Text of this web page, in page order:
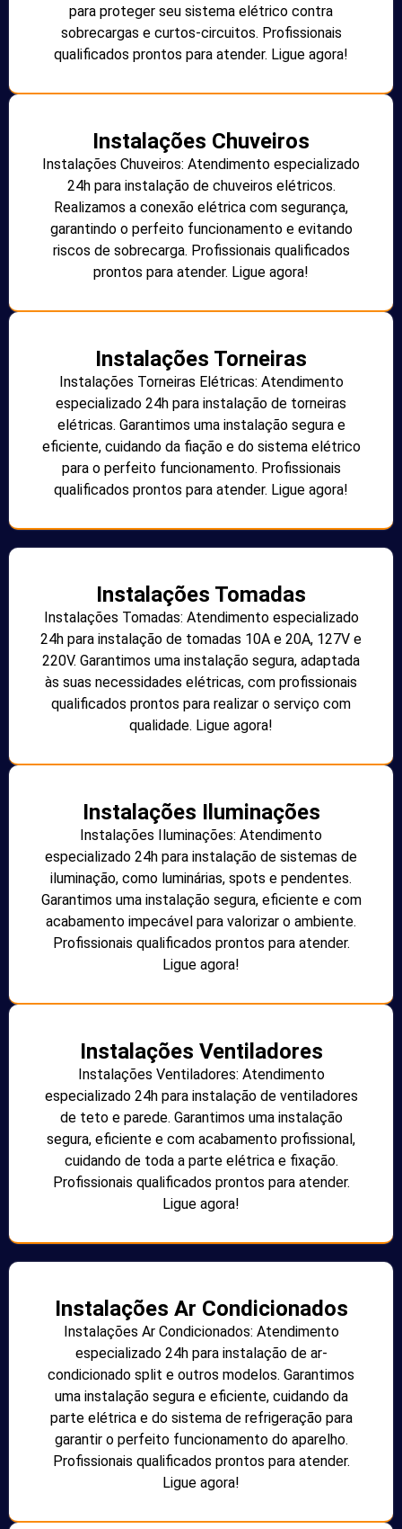
para proteger seu sistema elétrico contra
sobrecargas e curtos-circuitos. Profissionais
qualificados prontos para atender. Ligue agora!
Instalações Chuveiros
Instalações Chuveiros: Atendimento especializado
24h para instalação de chuveiros elétricos.
Realizamos a conexão elétrica com segurança,
garantindo o perfeito funcionamento e evitando
riscos de sobrecarga. Profissionais qualificados
prontos para atender. Ligue agora!
Instalações Torneiras
Instalações Torneiras Elétricas: Atendimento
especializado 24h para instalação de torneiras
elétricas. Garantimos uma instalação segura e
eficiente, cuidando da fiação e do sistema elétrico
para o perfeito funcionamento. Profissionais
qualificados prontos para atender. Ligue agora!
Instalações Tomadas
Instalações Tomadas: Atendimento especializado
24h para instalação de tomadas 10A e 20A, 127V e
220V. Garantimos uma instalação segura, adaptada
às suas necessidades elétricas, com profissionais
qualificados prontos para realizar o serviço com
qualidade. Ligue agora!
Instalações Iluminações
Instalações Iluminações: Atendimento
especializado 24h para instalação de sistemas de
iluminação, como luminárias, spots e pendentes.
Garantimos uma instalação segura, eficiente e com
acabamento impecável para valorizar o ambiente.
Profissionais qualificados prontos para atender.
Ligue agora!
Instalações Ventiladores
Instalações Ventiladores: Atendimento
especializado 24h para instalação de ventiladores
de teto e parede. Garantimos uma instalação
segura, eficiente e com acabamento profissional,
cuidando de toda a parte elétrica e fixação.
Profissionais qualificados prontos para atender.
Ligue agora!
Instalações Ar Condicionados
Instalações Ar Condicionados: Atendimento
especializado 24h para instalação de ar-
condicionado split e outros modelos. Garantimos
uma instalação segura e eficiente, cuidando da
parte elétrica e do sistema de refrigeração para
garantir o perfeito funcionamento do aparelho.
Profissionais qualificados prontos para atender.
Ligue agora!